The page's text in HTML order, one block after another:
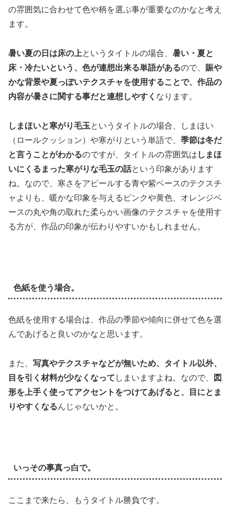
の雰囲気に合わせて色や柄を選ぶ事が重要なのかなと考え
ます。
暑い夏の日は床の上というタイトルの場合、 暑い・夏と
床・冷たいという、色が連想出来る単語があるので、 賑や
かな背景や夏っぽいテクスチャを使用することで、作品の
内容が暑さに関する事だと連想しやすく なります。
しまほいと寒がり毛玉というタイトルの場合、しまほい
（ロールクッション）や寒がりという単語で、 季節は冬だ
と言うことがわかるのですが、タイトルの雰囲気は しまほ
いにくるまった寒がりな毛玉の話という印象があります
ね。なので、寒さをアピールする青や紫ベースのテクスチ
ャよりも、暖かな印象を与えるピンクや黄色、オレンジベ
ースの丸や角の取れた柔らかい画像のテクスチャを使用す
る方が、作品の印象が伝わりやすいかもしれません。
色紙を使う場合。
色紙を使用する場合は、作品の季節や傾向に併せて色を選
んであげると良いのかなと思います。
また、 写真やテクスチャなどが無いため、タイトル以外、
目を引く材料が少なくなって しまいますよね。なので、
図
形を上手く使ってアクセントをつけてあげると、目にとま
りやすくなるんじゃないかと。
いっその事真っ白で。
ここまで来たら、もうタイトル勝負です。